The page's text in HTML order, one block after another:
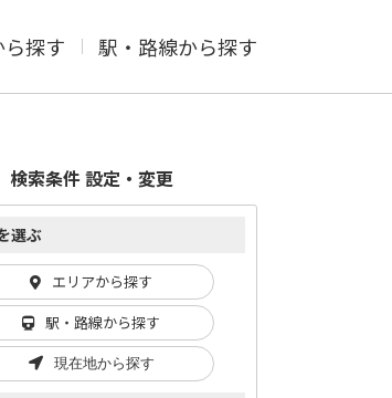
探す 駅・路線から探す
検索条件 設定・変更
選ぶ
エリアから探す
駅・路線から探す
現在地から探す